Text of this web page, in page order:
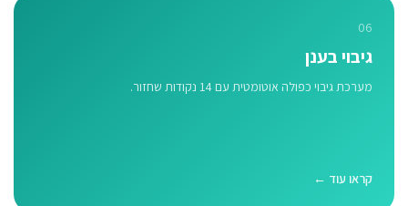
06
גיבוי בענן
מערכת גיבוי כפולה אוטומטית עם 14 נקודות שחזור.
קראו עוד ←